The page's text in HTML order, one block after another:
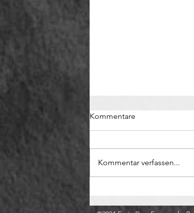
im Föhrenwald St.
Kommentare
Kommentar verfassen...